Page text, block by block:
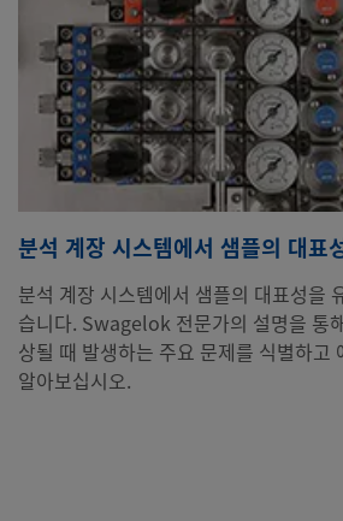
분석 계장 시스템에서 샘플의 대표
분석 계장 시스템에서 샘플의 대표성을
습니다. Swagelok 전문가의 설명을 통
상될 때 발생하는 주요 문제를 식별하고
알아보십시오.